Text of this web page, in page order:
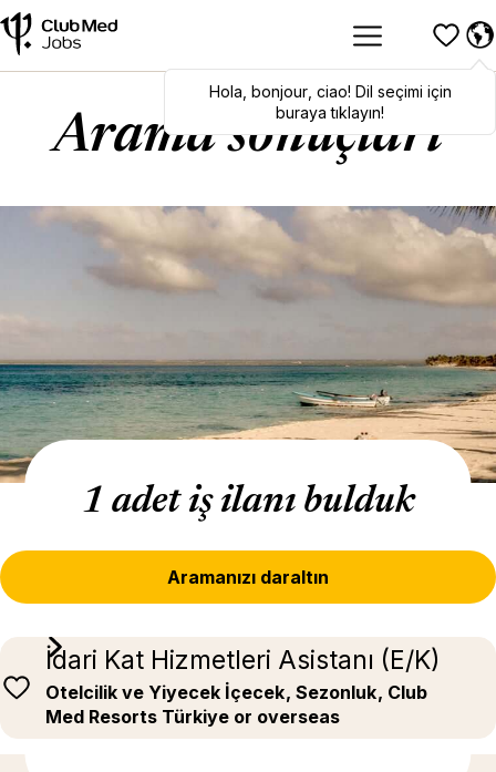
Hola,bonjour,ciao! To switch
languages, click here!
Hola bonjour, ciao! Dil seçimi için
buraya tıklayın!
Arama sonuçları
1 adet iş ilanı bulduk
Aramanızı daraltın
İdari Kat Hizmetleri Asistanı (E/K)
Otelcilik ve Yiyecek İçecek, Sezonluk, Club
Med Resorts Türkiye or overseas